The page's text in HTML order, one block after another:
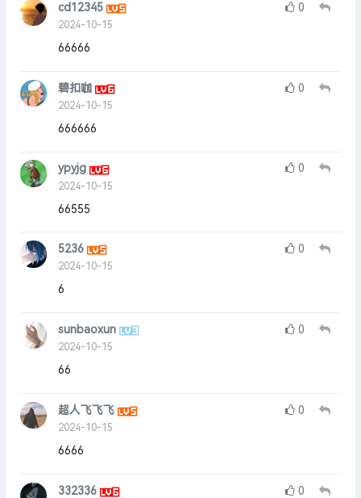
cd12345
2024-10-15
0
66666
碧扣咖
2024-10-15
0
666666
ypyjg
2024-10-15
0
66555
5236
2024-10-15
0
6
sunbaoxun
2024-10-15
0
66
超人飞飞飞
2024-10-15
0
6666
332336 0